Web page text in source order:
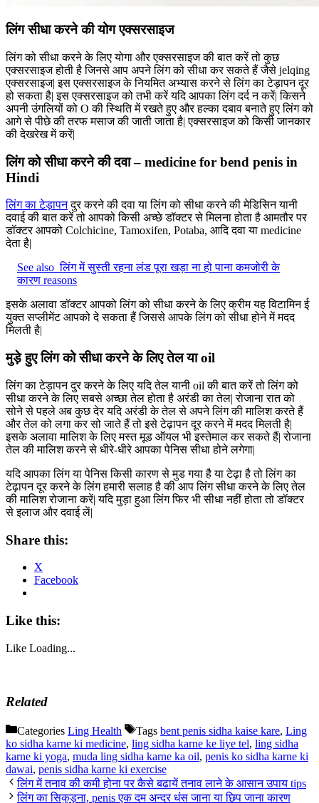
लिंग सीधा करने की योग एक्सरसाइज
लिंग को सीधा करने के लिए योगा और एक्सरसाइज की बात करें तो कुछ
एक्सरसाइज होती है जिनसे आप अपने लिंग को सीधा कर सकते हैं जैसे jelqing
एक्सरसाइज| इस एक्सरसाइज के नियमित अभ्यास करने से लिंग का टेड़ापन दूर
हो सकता है| इस एक्सरसाइज को तभी करें यदि आपका लिंग दर्द न करें| किसने
अपनी उंगलियों को O की स्थिति में रखते हुए और हल्का दबाव बनाते हुए लिंग को
आगे से पीछे की तरफ मसाज की जाती जाता है| एक्सरसाइज को किसी जानकार
की देखरेख में करें|
लिंग को सीधा करने की दवा – medicine for bend penis in
Hindi
लिंग का टेड़ापनदुर करने की दवा या लिंग को सीधा करने की मेडिसिन यानी
दवाई की बात करें तो आपको किसी अच्छे डॉक्टर से मिलना होता है आमतौर पर
डॉक्टर आपको Colchicine, Tamoxifen, Potaba, आदि दवा या medicine
देता है|
See also लिंग में सुस्ती रहना लंड पूरा खड़ा ना हो पाना कमजोरी के
कारण reasons
इसके अलावा डॉक्टर आपको लिंग को सीधा करने के लिए क्रीम यह विटामिन ई
युक्त सप्लीमेंट आपको दे सकता हैं जिससे आपके लिंग को सीधा होने में मदद
मिलती है|
मुड़े हुए लिंग को सीधा करने के लिए तेल या oil
लिंग का टेड़ापन दुर करने के लिए यदि तेल यानी oil की बात करें तो लिंग को
सीधा करने के लिए सबसे अच्छा तेल होता है अरंडी का तेल| रोजाना रात को
सोने से पहले अब कुछ देर यदि अरंडी के तेल से अपने लिंग की मालिश करते हैं
और तेल को लगा कर सो जाते हैं तो इसे टेढ़ापन दूर करने में मदद मिलती है|
इसके अलावा मालिश के लिए मस्त मूड ऑयल भी इस्तेमाल कर सकते हैं| रोजाना
तेल की मालिश करने से धीरे-धीरे आपका पेनिस सीधा होने लगेगा|
यदि आपका लिंग या पेनिस किसी कारण से मुड गया है या टेढ़ा है तो लिंग का
टेढ़ापन दूर करने के लिंग हमारी सलाह है की आप लिंग सीधा करने के लिए तेल
की मालिश रोजाना करें| यदि मुड़ा हुआ लिंग फिर भी सीधा नहीं होता तो डॉक्टर
से इलाज और दवाई लें|
Share this:
X
Facebook
Like this:
Like Loading...
Related
Categories Ling Health Tags bent penis sidha kaise kare, Ling
ko sidha karne ki medicine, ling sidha karne ke liye tel, ling sidha
karne ki yoga, muda ling sidha karne ka oil, penis ko sidha karne ki
dawai, penis sidha karne ki exercise
लिंग में तनाव की कमी होना पर कैसे बढायें तनाव लाने के आसान उपाय tips
लिंग का सिकुड़ना, penis एक दम अन्दर धंस जाना या छिप जाना कारण